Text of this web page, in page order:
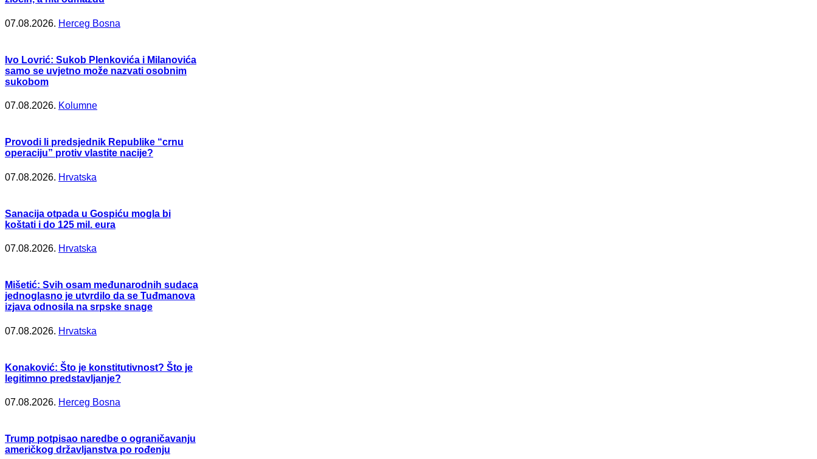
07.08.2026. Herceg Bosna
Ivo Lovrić: Sukob Plenkovića i Milanovića
samo se uvjetno može nazvati osobnim
sukobom
07.08.2026. Kolumne
Provodi li predsjednik Republike “crnu
operaciju” protiv vlastite nacije?
07.08.2026. Hrvatska
Sanacija otpada u Gospiću mogla bi
koštati i do 125 mil. eura
07.08.2026. Hrvatska
Mišetić: Svih osam međunarodnih sudaca
jednoglasno je utvrdilo da se Tuđmanova
izjava odnosila na srpske snage
07.08.2026. Hrvatska
Konaković: Što je konstitutivnost? Što je
legitimno predstavljanje?
07.08.2026. Herceg Bosna
Trump potpisao naredbe o ograničavanju
američkog državljanstva po rođenju